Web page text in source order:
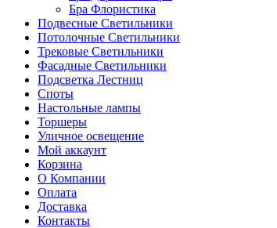
Бра Флористика
Подвесные Светильники
Потолочные Светильники
Трековые Светильники
Фасадные Светильники
Подсветка Лестниц
Споты
Настольные лампы
Торшеры
Уличное освещение
Мой аккаунт
Корзина
О Компании
Оплата
Доставка
Контакты